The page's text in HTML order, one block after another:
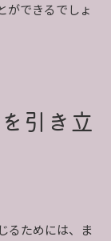
ができるでしょ
引き立
るためには、ま